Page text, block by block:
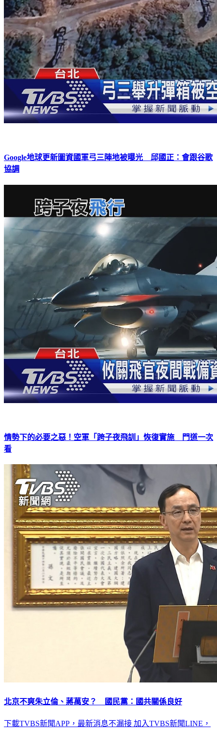
Google地球更新圖資國軍弓三陣地被曝光 邱國正：會跟谷歌
協調
情勢下的必要之惡！空軍「跨子夜飛訓」恢復實施 門道一次
看
北京不爽朱立倫、蔣萬安？ 國民黨：國共關係良好
下載TVBS新聞APP，最新消息不漏接 加入TVBS新聞LINE，